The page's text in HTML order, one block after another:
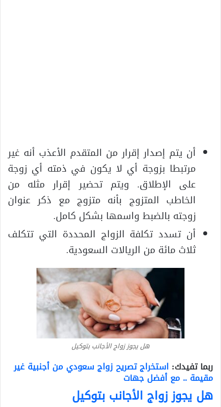
أن يتم إصدار إقرار من المتقدم الأعذب أنه غير
مرتبطا بزوجة أي لا يكون في ذمته أي زوجة
على الإطلاق. ويتم تحضير إقرار مثله من
الخاطب المتزوج بأنه متزوج مع ذكر عنوان
زوجته بالضبط واسمها بشكل كامل.
أن تسدد تكلفة الزواج المحددة التي تتكلف
ثلاث مائة من الريالات السعودية.
هل يجوز زواج الأجانب بتوكيل
ربما تفيدك: استخراج تصريح زواج سعودي من أجنبية غير
مقيمة .. مع أفضل جهات
هل يجوز زواج الأجانب بتوكيل